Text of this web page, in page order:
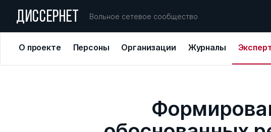
ДИССЕРНЕТ Вольное сетевое сообщество
О проекте Персоны Организации Журналы